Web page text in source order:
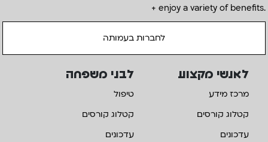
+ enjoy a variety of benefits.
לחברות בעמותה
לאנשי מקצוע
מרכז מידע
קטלוג קורסים
עדכונים
לבני משפחה
טיפול
קטלוג קורסים
עדכונים